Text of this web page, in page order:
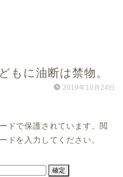
もに油断は禁物。
2019年10月24日
ドで保護されています。閲
ドを入力してください。